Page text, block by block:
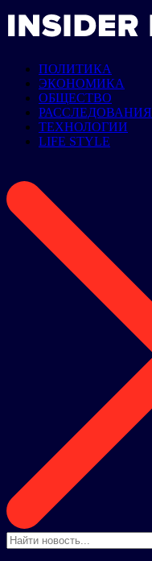
ПОЛИТИКА
ЭКОНОМИКА
ОБЩЕСТВО
РАССЛЕДОВАНИЯ
ТЕХНОЛОГИИ
LIFE STYLE